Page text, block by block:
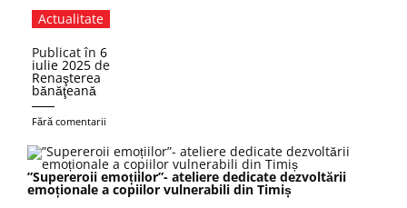
Actualitate
Publicat în 6
iulie 2025 de
Renaşterea
bănăţeană
Fără comentarii
”Supereroii emoțiilor”- ateliere dedicate dezvoltării
emoționale a copiilor vulnerabili din Timiș